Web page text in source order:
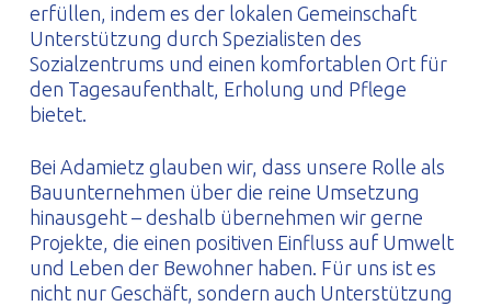
erfüllen, indem es der lokalen Gemeinschaft
Unterstützung durch Spezialisten des
Sozialzentrums und einen komfortablen Ort für
den Tagesaufenthalt, Erholung und Pflege
bietet.
Bei Adamietz glauben wir, dass unsere Rolle als
Bauunternehmen über die reine Umsetzung
hinausgeht – deshalb übernehmen wir gerne
Projekte, die einen positiven Einfluss auf Umwelt
und Leben der Bewohner haben. Für uns ist es
nicht nur Geschäft, sondern auch Unterstützung